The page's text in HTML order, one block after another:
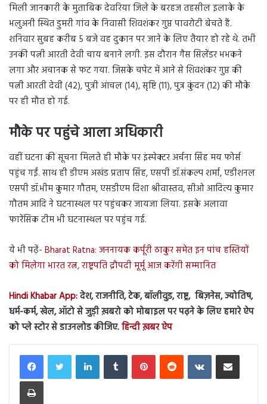
मिली जानकारी के मुताबिक देवरिया जिले के बरहज तहसील इलाके के
भलुअनी स्थित डुमरी गांव के निवासी शिवशंकर गुप्त पावरोटी बेचते हैं.
शनिवार सुबह करीब 5 बजे वह दुकान पर जाने के लिए तैयार हो रहे थे. तभी
उनकी पत्नी आरती देवी चाय बनाने लगी. इस दौरान गैस सिलेंडर भभकने
लगा और अचानक से फट गया. जिसके चपेट में आने से शिवशंकर गुप्त की
पत्नी आरती देवी (42), पुत्री आंचल (14), सृष्टि (11), पुत्र कुंदन (12) की मौके
पर ही मौत हो गई.
मौके पर पहुंचे आला अधिकारी
वहीं घटना की सूचना मिलते ही मौके पर इंस्पेक्टर अर्चना सिंह मय फोर्स
पहुंच गईं. साथ ही डीएम अखंड प्रताप सिंह, एसपी डॉ.संकल्प शर्मा, एडीशनल
एसपी डॉ.भीम कुमार गौतम, एसडीएम दिशा श्रीवास्तव, सीओ आदित्य कुमार
गौतम आदि ने घटनास्थल पर पहुंचकर जायजा लिया. इसके अलावा
फारेंसिक टीम भी घटनास्थल पर पहुंच गई.
ये भी पढ़ें- Bharat Ratna: जननायक कर्पूरी ठाकुर समेत इन पांच हस्तियों
को मिलेगा भारत रत्न, राष्ट्रपति द्रौपदी मूर्मू आज करेंगी सम्मानित
Hindi Khabar App:देश, राजनीति, टेक, बॉलीवुड, राष्ट्र, बिज़नेस, ज्योतिष,
धर्म-कर्म, खेल, ऑटो से जुड़ी ख़बरो को मोबाइल पर पढ़ने के लिए हमारे ऐप
को प्ले स्टोर से डाउनलोड कीजिए.हिन्दी ख़बर ऐप
LinkedInTumblr PinterestReddit VKontakteShare via Email
Print